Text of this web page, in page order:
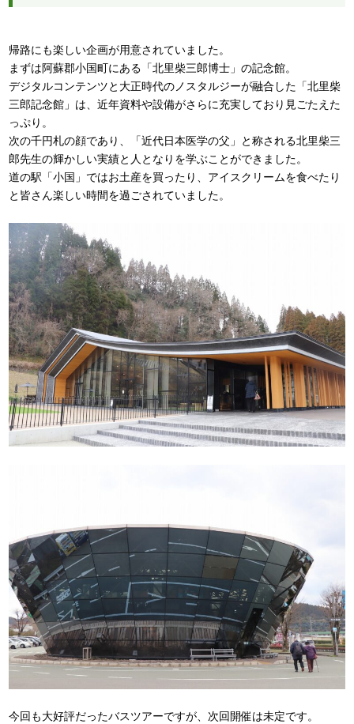
帰路にも楽しい企画が用意されていました。
まずは阿蘇郡小国町にある「北里柴三郎博士」の記念館。
デジタルコンテンツと大正時代のノスタルジーが融合した「北里柴
三郎記念館」は、近年資料や設備がさらに充実しており見ごたえた
っぷり。
次の千円札の顔であり、「近代日本医学の父」と称される北里柴三
郎先生の輝かしい実績と人となりを学ぶことができました。
道の駅「小国」ではお土産を買ったり、アイスクリームを食べたり
と皆さん楽しい時間を過ごされていました。
今回も大好評だったバスツアーですが、次回開催は未定です。